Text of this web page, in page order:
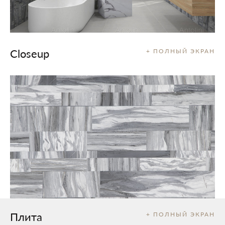
+ ПОЛНЫЙ ЭКРАН
Closeup
+ ПОЛНЫЙ ЭКРАН
Плита